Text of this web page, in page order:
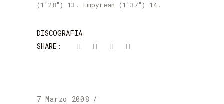
(1'28") 13. Empyrean (1'37") 14.
DISCOGRAFIA
SHARE:
7 Marzo 2008